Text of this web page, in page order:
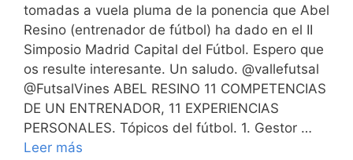
tomadas a vuela pluma de la ponencia que Abel
Resino (entrenador de fútbol) ha dado en el II
Simposio Madrid Capital del Fútbol. Espero que
os resulte interesante. Un saludo. @vallefutsal
@FutsalVines ABEL RESINO 11 COMPETENCIAS
DE UN ENTRENADOR, 11 EXPERIENCIAS
PERSONALES. Tópicos del fútbol. 1. Gestor …
Leer más